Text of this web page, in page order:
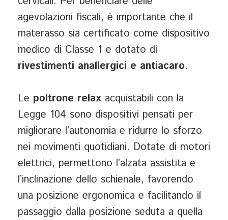
agevolazioni fiscali, è importante che il
materasso sia certificato come dispositivo
medico di Classe 1 e dotato di
rivestimenti anallergici e antiacaro.
Le poltrone relax acquistabili con la
Legge 104 sono dispositivi pensati per
migliorare l’autonomia e ridurre lo sforzo
nei movimenti quotidiani. Dotate di motori
elettrici, permettono l’alzata assistita e
l’inclinazione dello schienale, favorendo
una posizione ergonomica e facilitando il
passaggio dalla posizione seduta a quella